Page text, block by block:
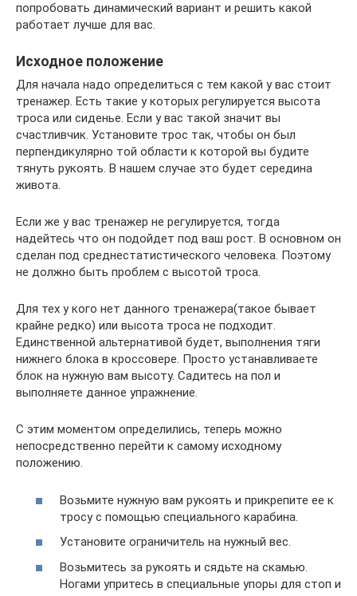
попробовать динамический вариант и решить какой
работает лучше для вас.
Исходное положение
Для начала надо определиться с тем какой у вас стоит
тренажер. Есть такие у которых регулируется высота
троса или сиденье. Если у вас такой значит вы
счастливчик. Установите трос так, чтобы он был
перпендикулярно той области к которой вы будите
тянуть рукоять. В нашем случае это будет середина
живота.
Если же у вас тренажер не регулируется, тогда
надейтесь что он подойдет под ваш рост. В основном он
сделан под среднестатистического человека. Поэтому
не должно быть проблем с высотой троса.
Для тех у кого нет данного тренажера(такое бывает
крайне редко) или высота троса не подходит.
Единственной альтернативой будет, выполнения тяги
нижнего блока в кроссовере. Просто устанавливаете
блок на нужную вам высоту. Садитесь на пол и
выполняете данное упражнение.
С этим моментом определились, теперь можно
непосредственно перейти к самому исходному
положению.
Возьмите нужную вам рукоять и прикрепите ее к
тросу с помощью специального карабина.
Установите ограничитель на нужный вес.
Возьмитесь за рукоять и сядьте на скамью.
Ногами упритесь в специальные упоры для стоп и